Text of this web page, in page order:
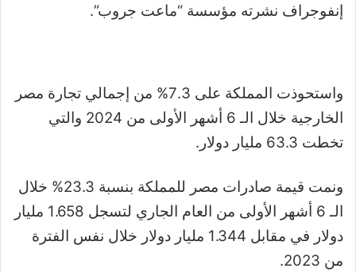
إنفوجراف نشرته مؤسسة “ماعت جروب”.
واستحوذت المملكة على 7.3% من إجمالي تجارة مصر
الخارجية خلال الـ 6 أشهر الأولى من 2024 والتي
تخطت 63.3 مليار دولار.
ونمت قيمة صادرات مصر للمملكة بنسبة 23.3% خلال
الـ 6 أشهر الأولى من العام الجاري لتسجل 1.658 مليار
دولار في مقابل 1.344 مليار دولار خلال نفس الفترة
من 2023.